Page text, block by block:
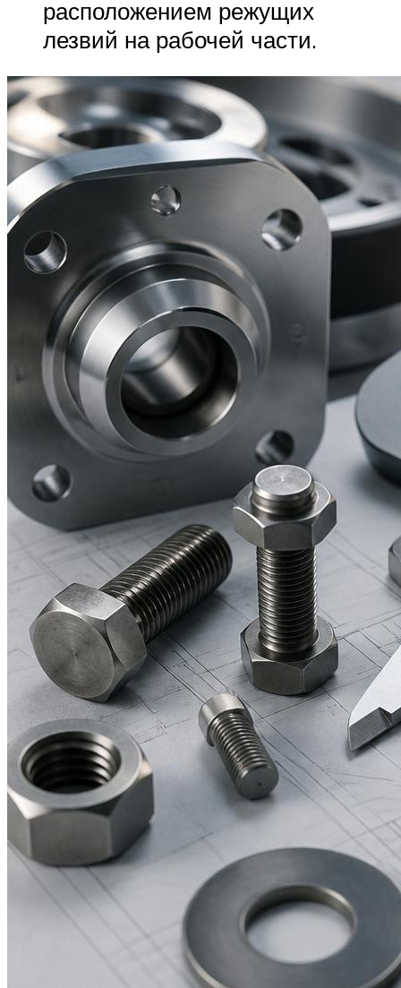
расположением режущих
лезвий на рабочей части.